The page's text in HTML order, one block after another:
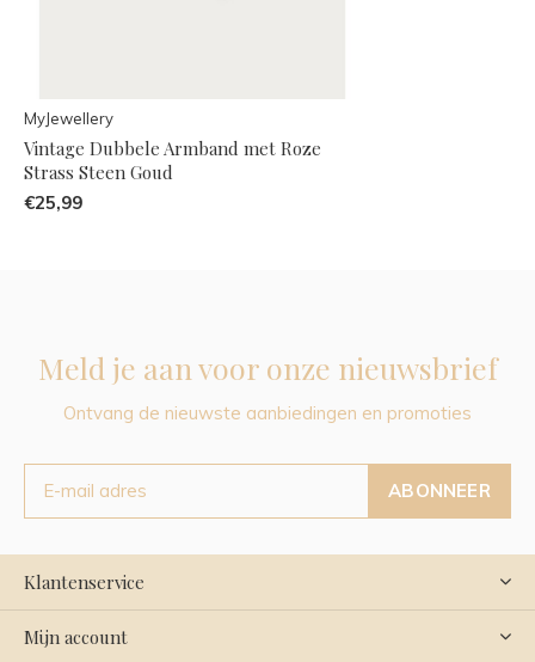
MyJewellery
Vintage Dubbele Armband met Roze
Strass Steen Goud
€25,99
Meld je aan voor onze nieuwsbrief
Ontvang de nieuwste aanbiedingen en promoties
ABONNEER
Klantenservice
Mijn account